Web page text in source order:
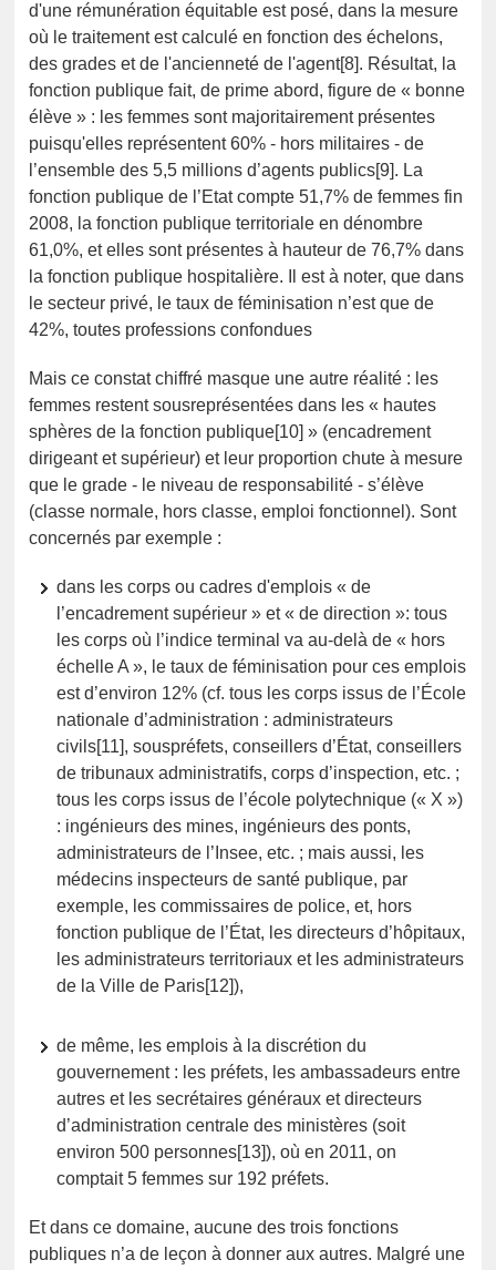
d'une rémunération équitable est posé, dans la mesure
où le traitement est calculé en fonction des échelons,
des grades et de l'ancienneté de l'agent[8]. Résultat, la
fonction publique fait, de prime abord, figure de « bonne
élève » : les femmes sont majoritairement présentes
puisqu'elles représentent 60% - hors militaires - de
l’ensemble des 5,5 millions d’agents publics[9]. La
fonction publique de l’Etat compte 51,7% de femmes fin
2008, la fonction publique territoriale en dénombre
61,0%, et elles sont présentes à hauteur de 76,7% dans
la fonction publique hospitalière. Il est à noter, que dans
le secteur privé, le taux de féminisation n’est que de
42%, toutes professions confondues
Mais ce constat chiffré masque une autre réalité : les
femmes restent sousreprésentées dans les « hautes
sphères de la fonction publique[10] » (encadrement
dirigeant et supérieur) et leur proportion chute à mesure
que le grade - le niveau de responsabilité - s’élève
(classe normale, hors classe, emploi fonctionnel). Sont
concernés par exemple :
dans les corps ou cadres d'emplois « de
l’encadrement supérieur » et « de direction »: tous
les corps où l’indice terminal va au-delà de « hors
échelle A », le taux de féminisation pour ces emplois
est d’environ 12% (cf. tous les corps issus de l’École
nationale d’administration : administrateurs
civils[11], souspréfets, conseillers d’État, conseillers
de tribunaux administratifs, corps d’inspection, etc. ;
tous les corps issus de l’école polytechnique (« X »)
: ingénieurs des mines, ingénieurs des ponts,
administrateurs de l’Insee, etc. ; mais aussi, les
médecins inspecteurs de santé publique, par
exemple, les commissaires de police, et, hors
fonction publique de l’État, les directeurs d’hôpitaux,
les administrateurs territoriaux et les administrateurs
de la Ville de Paris[12]),
de même, les emplois à la discrétion du
gouvernement : les préfets, les ambassadeurs entre
autres et les secrétaires généraux et directeurs
d’administration centrale des ministères (soit
environ 500 personnes[13]), où en 2011, on
comptait 5 femmes sur 192 préfets.
Et dans ce domaine, aucune des trois fonctions
publiques n’a de leçon à donner aux autres. Malgré une